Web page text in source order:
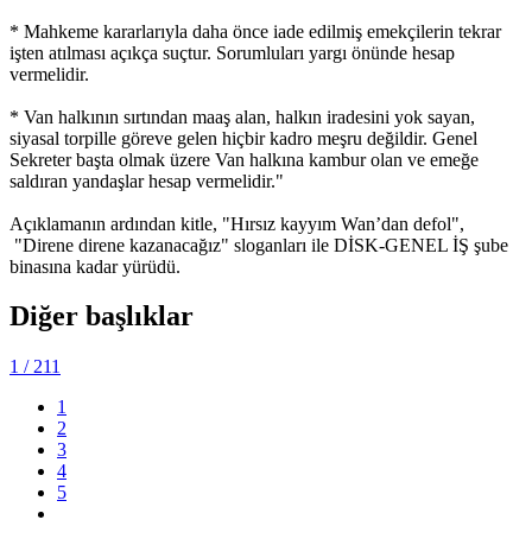
* Mahkeme kararlarıyla daha önce iade edilmiş emekçilerin tekrar
işten atılması açıkça suçtur. Sorumluları yargı önünde hesap
vermelidir.
* Van halkının sırtından maaş alan, halkın iradesini yok sayan,
siyasal torpille göreve gelen hiçbir kadro meşru değildir. Genel
Sekreter başta olmak üzere Van halkına kambur olan ve emeğe
saldıran yandaşlar hesap vermelidir."
Açıklamanın ardından kitle, "Hırsız kayyım Wan’dan defol",
"Direne direne kazanacağız" sloganları ile DİSK-GENEL İŞ şube
binasına kadar yürüdü.
Diğer başlıklar
1 / 211
1
2
3
4
5